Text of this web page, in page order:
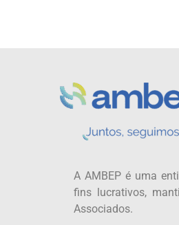
A AMBEP é uma
fins lucrativos,
Associados.